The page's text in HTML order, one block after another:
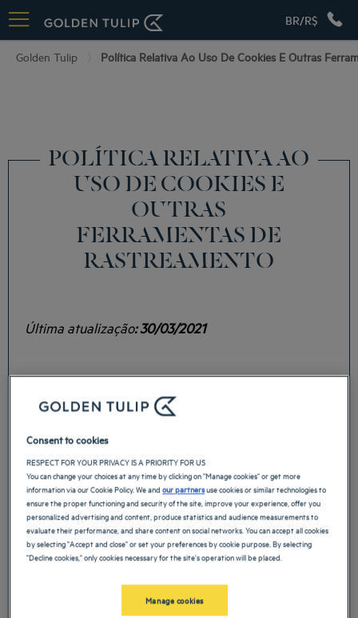
BR/R$
Golden Tulip Política Relativa Ao Uso De Cookies E Outras
POLÍTICA RELATIVA AO
USO DE COOKIES E
OUTRAS
FERRAMENTAS DE
RASTREAMENTO
Última atualização: 30/03/2021
preferências de processamento de dados, descobrir
por que eles processam seus dados e, em seguida,
fazer sua escolha.
Você pode clicar no link associado de cada parceiro
Consent to cookies
RESPECT FOR YOUR PRIVACY IS A PRIORITY FOR US
You can change your choices at any time by clicking on "Manage cookies" or get more
information via our Cookie Policy. We andour partnersuse cookies or similar technologies to
ensure the proper functioning and security of the site, improve your experience, offer you
personalized advertising and content, produce statistics and audience measurements to
evaluate their performance, and share content on social networks. You can accept all cookies
by selecting "Accept and close" or set your preferences by cookie purpose. By selecting
"Decline cookies," only cookies necessary for the site's operation will be placed.
Manage cookies